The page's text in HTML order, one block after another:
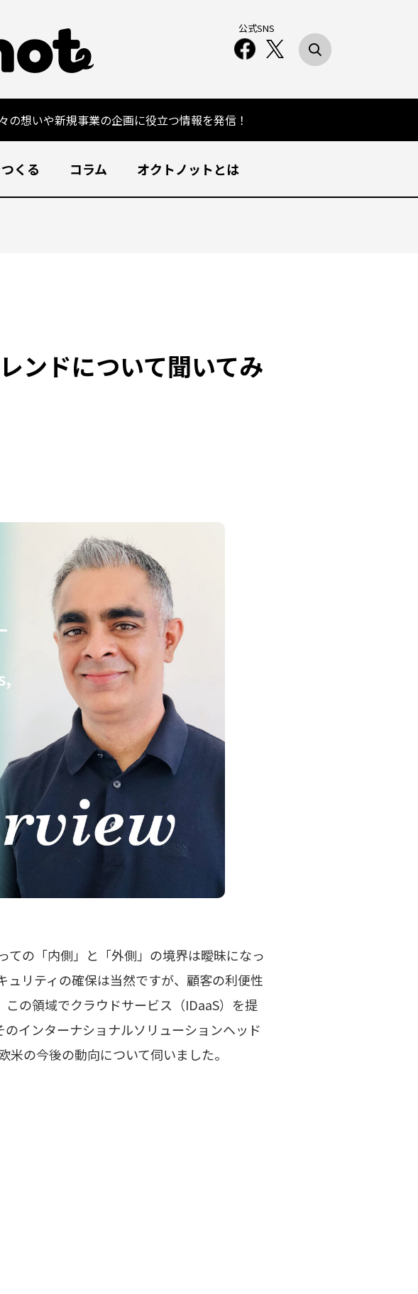
くる コラム オクトノットとは
の想いや新規事業の企画に役立つ情報を発信！
公式SNS
ンドについて聞いてみ
ての「内側」と「外側」の境界は曖昧になっ
リティの確保は当然ですが、顧客の利便性
の領域でクラウドサービス（IDaaS）を提
インターナショナルソリューションヘッド
の今後の動向について伺いました。